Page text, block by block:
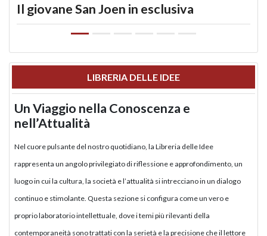
Il giovane San Joen in esclusiva
LIBRERIA DELLE IDEE
Un Viaggio nella Conoscenza e
nell’Attualità
Nel cuore pulsante del nostro quotidiano, la Libreria delle Idee
rappresenta un angolo privilegiato di riflessione e approfondimento, un
luogo in cui la cultura, la società e l’attualità si intrecciano in un dialogo
continuo e stimolante. Questa sezione si configura come un vero e
proprio laboratorio intellettuale, dove i temi più rilevanti della
contemporaneità sono trattati con la serietà e la precisione che il lettore